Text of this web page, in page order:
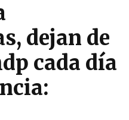
dejan de
cada día